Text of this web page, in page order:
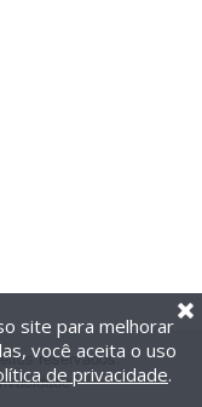
reservados.
site para melhorar
você aceita o uso
de privacidade.